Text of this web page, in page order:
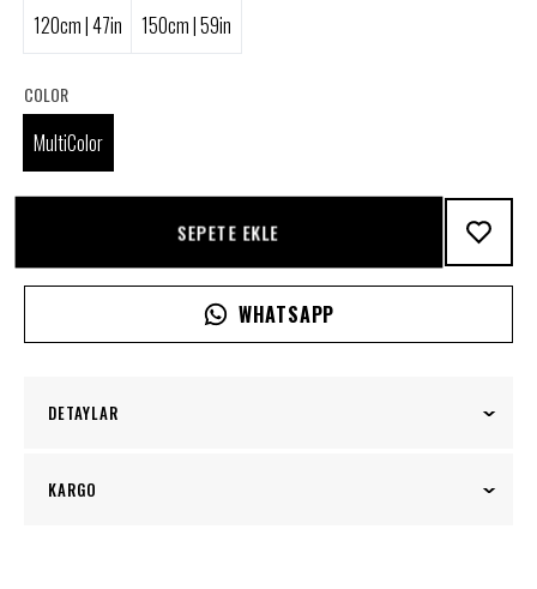
120cm | 47in
150cm | 59in
COLOR
MultiColor
SEPETE EKLE
WHATSAPP
DETAYLAR
Evini kişiselleştirmek isteyenler için özel tasarım
KARGO